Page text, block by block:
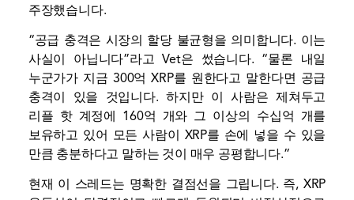
주장했습니다.
“공급 충격은 시장의 할당 불균형을 의미합니다. 이는
사실이 아닙니다”라고 Vet은 썼습니다. “물론 내일
누군가가 지금 300억 XRP를 원한다고 말한다면 공급
충격이 있을 것입니다. 하지만 이 사람은 제쳐두고
리플 핫 계정에 160억 개와 그 이상의 수십억 개를
보유하고 있어 모든 사람이 XRP를 손에 넣을 수 있을
만큼 충분하다고 말하는 것이 매우 공평합니다.”
현재 이 스레드는 명확한 결점선을 그립니다. 즉, XRP